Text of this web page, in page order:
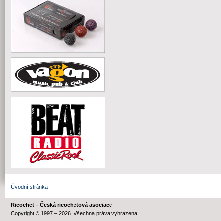
Úvodní stránka
Ricochet – Česká ricochetová asociace
Copyright © 1997 – 2026. Všechna práva vyhrazena.